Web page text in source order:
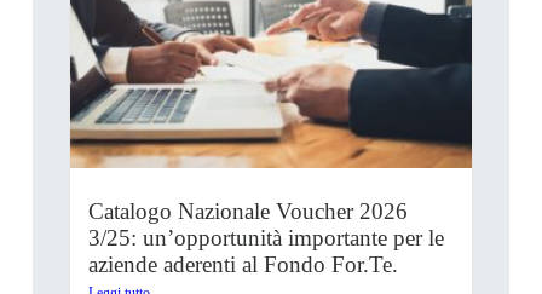
Catalogo Nazionale Voucher 2026
3/25: un’opportunità importante per le
aziende aderenti al Fondo For.Te.